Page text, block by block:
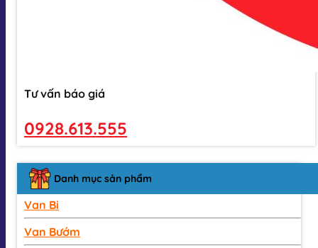
Tư vấn báo giá
0928.613.555
Danh mục sản phẩm
Van Bi
Van Bướm